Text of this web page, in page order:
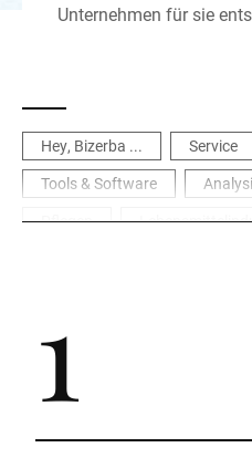
Unternehmen für sie
Hey, Bizerba ... Service
Tools & Software
Pflegen
1